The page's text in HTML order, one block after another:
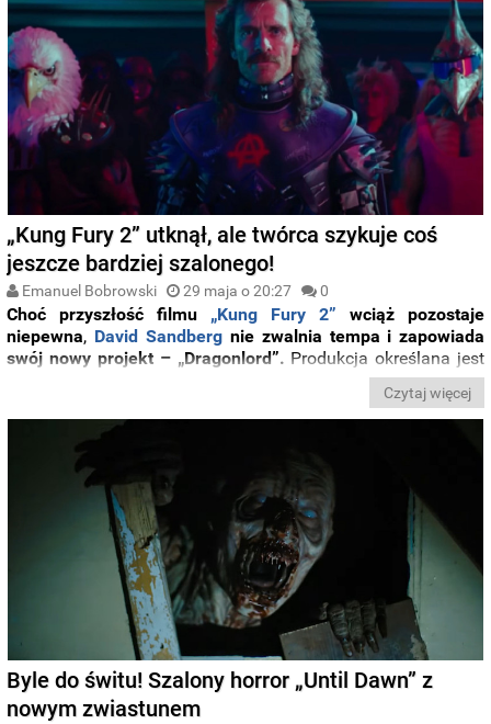
„Kung Fury 2” utknął, ale twórca szykuje coś
jeszcze bardziej szalonego!
Emanuel Bobrowski 29 maja o 20:27 0
Choć przyszłość filmu „Kung Fury 2” wciąż pozostaje
niepewna, David Sandbergnie zwalnia tempa i zapowiada
swój nowy projekt – „Dragonlord”. Produkcja określana jest
jako przygodowa opowieść w konwencji „fantasy punk”,
łącząca elementy akcji, science fiction i absurdalnego
humoru.
Czytaj więcej
Byle do świtu! Szalony horror „Until Dawn” z
nowym zwiastunem